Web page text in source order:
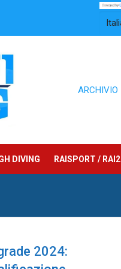
ARCHIVIO
DIVING RAISPORT / RAI2
2024: